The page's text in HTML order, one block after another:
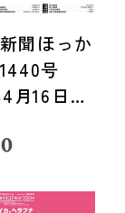
聞ほっか
号
4月16日発